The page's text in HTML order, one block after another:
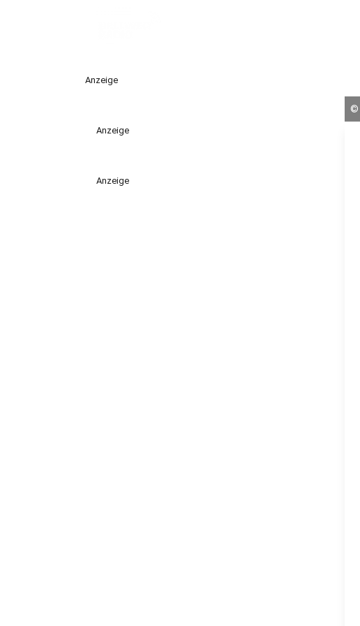
Anzeige
Anzeige
Anzeige
©